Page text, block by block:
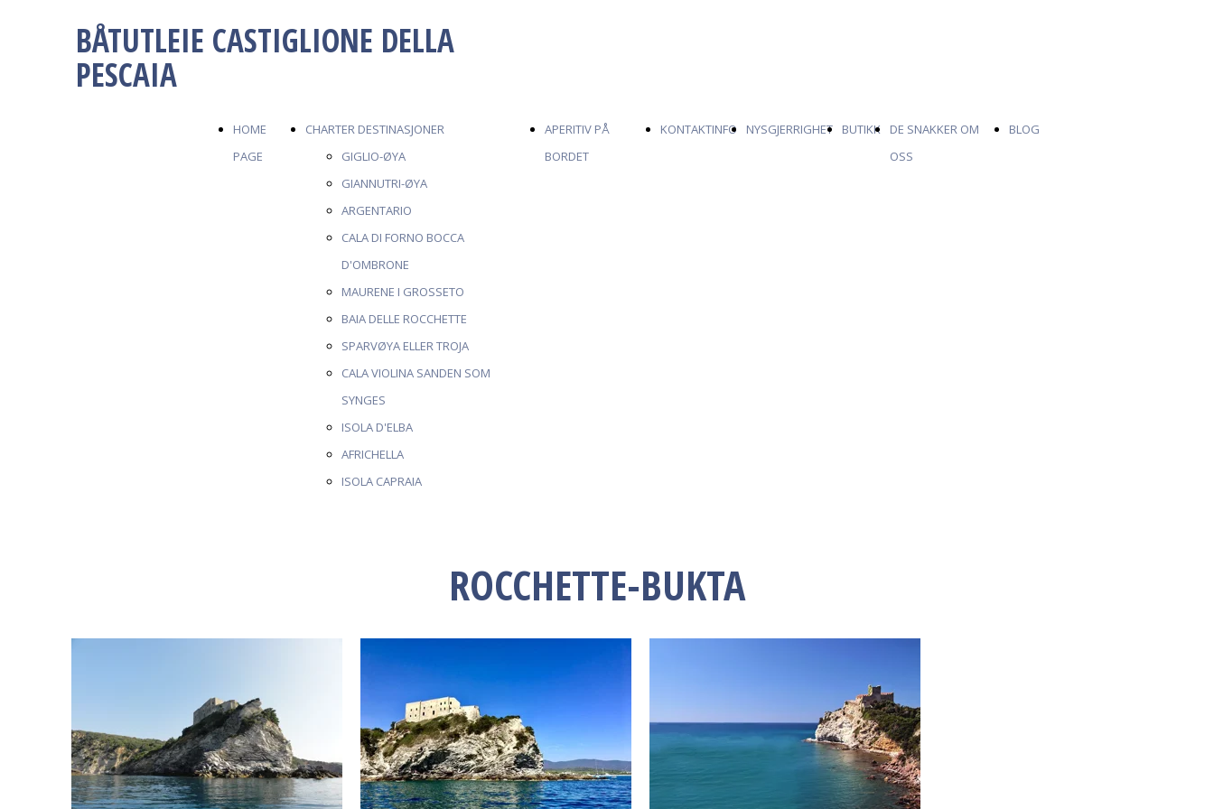
BÅTUTLEIE CASTIGLIONE DELLA
PESCAIA
HOME
PAGE
CHARTER DESTINASJONER
GIGLIO-ØYA
GIANNUTRI-ØYA
ARGENTARIO
CALA DI FORNO BOCCA
D'OMBRONE
MAURENE I GROSSETO
BAIA DELLE ROCCHETTE
SPARVØYA ELLER TROJA
CALA VIOLINA SANDEN SOM
SYNGES
ISOLA D'ELBA
AFRICHELLA
ISOLA CAPRAIA
APERITIV PÅ
BORDET
KONTAKTINFO NYSGJERRIGHET BUTIKK
DE SNAKKER OM
OSS
BLOG
ROCCHETTE-BUKTA